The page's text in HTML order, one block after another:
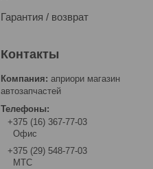
Гарантия / возврат
априори магазин
автозапчастей
+375 (16) 367-77-03
Офис
+375 (29) 548-77-03
МТС